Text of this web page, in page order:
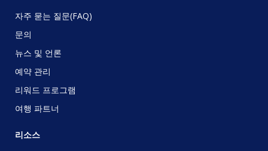
자주 묻는 질문(FAQ)
문의
뉴스 및 언론
예약 관리
리워드 프로그램
여행 파트너
리소스